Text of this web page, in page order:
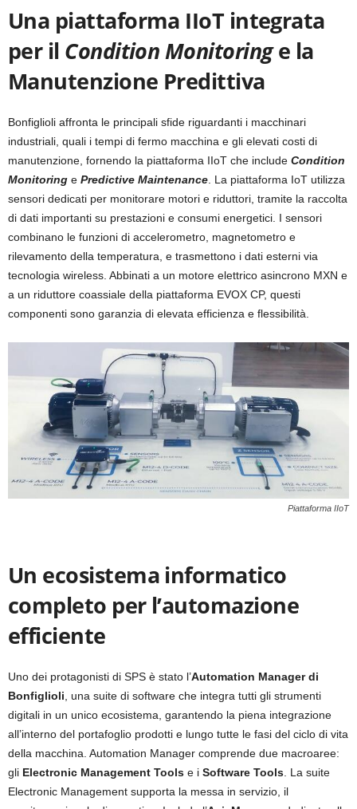
Una piattaforma IIoT integrata
per il Condition Monitoringe la
Manutenzione Predittiva
Bonfiglioli affronta le principali sfide riguardanti i macchinari
industriali, quali i tempi di fermo macchina e gli elevati costi di
manutenzione, fornendo la piattaforma IIoT che include Condition
Monitoring e Predictive Maintenance . La piattaforma IoT utilizza
sensori dedicati per monitorare motori e riduttori, tramite la raccolta
di dati importanti su prestazioni e consumi energetici. I sensori
combinano le funzioni di accelerometro, magnetometro e
rilevamento della temperatura, e trasmettono i dati esterni via
tecnologia wireless. Abbinati a un motore elettrico asincrono MXN e
a un riduttore coassiale della piattaforma EVOX CP, questi
componenti sono garanzia di elevata efficienza e flessibilità.
Piattaforma IIoT
Un ecosistema informatico
completo per l’automazione
efficiente
Uno dei protagonisti di SPS è stato l’Automation Manager di
Bonfiglioli , una suite di software che integra tutti gli strumenti
digitali in un unico ecosistema, garantendo la piena integrazione
all’interno del portafoglio prodotti e lungo tutte le fasi del ciclo di vita
della macchina. Automation Manager comprende due macroaree:
gli Electronic Management Tools e i Software Tools . La suite
Electronic Management supporta la messa in servizio, il